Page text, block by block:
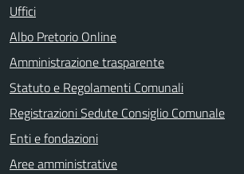
Uffici
Albo Pretorio Online
Amministrazione trasparente
Statuto e Regolamenti Comunali
Registrazioni Sedute Consiglio Comunale
Enti e fondazioni
Aree amministrative